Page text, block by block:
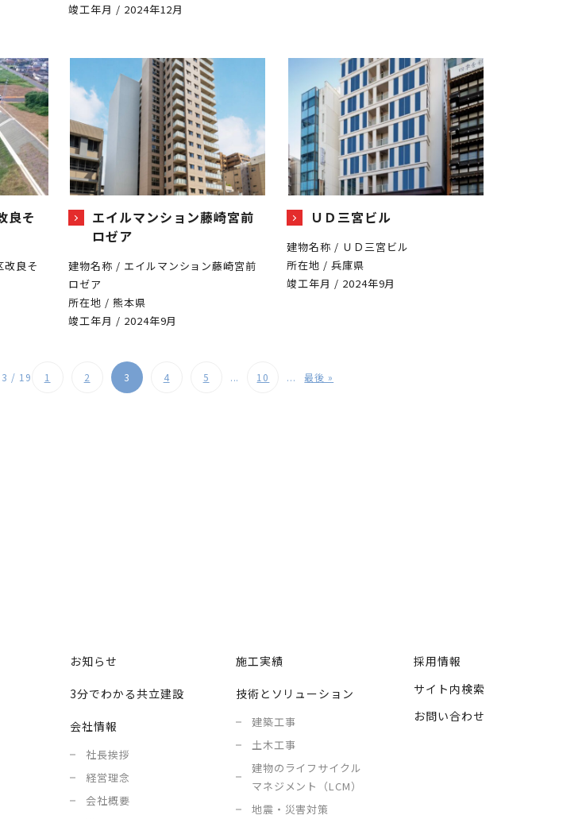
竣工年月 / 2024年12月
良そ
改良そ
エイルマンション藤崎宮前
ロゼア
建物名称 / エイルマンション藤崎宮前
ロゼア
所在地 / 熊本県
竣工年月 / 2024年9月
ＵＤ三宮ビル
建物名称 / ＵＤ三宮ビル
所在地 / 兵庫県
竣工年月 / 2024年9月
3 / 19 1 2 3 4 5 ... 10 ... 最後 »
お知らせ
3分でわかる共立建設
会社情報
社長挨拶
経営理念
会社概要
施工実績
技術とソリューション
建築工事
土木工事
建物のライフサイクル
マネジメント（LCM）
地震・災害対策
採用情報
サイト内検索
お問い合わせ